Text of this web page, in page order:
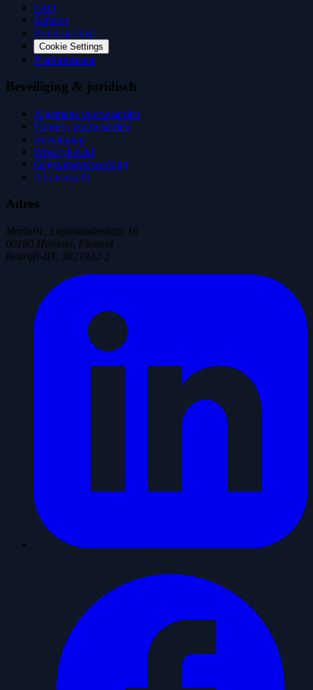
FAQ
Support
Kennisportaal
Cookie Settings
Platformstatus
Beveiliging & juridisch
Algemene voorwaarden
Express-voorwaarden
Beveiliging
Privacybeleid
Gegevensverwerking
AI-overzicht
Adres
Maria01, Lapinlahdenkatu 16
00180 Helsinki, Finland
Bedrijfs-ID: 3021922-2